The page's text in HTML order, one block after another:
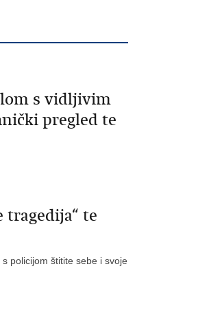
s vidljivim
pregled te
te
policijom štitite sebe i svoje